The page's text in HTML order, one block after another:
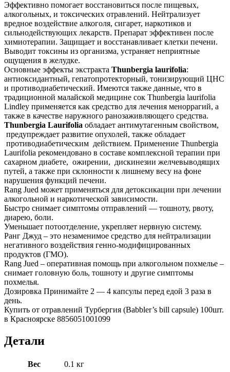
Эффективно помогает восстановиться после пищевых,
алкогольных, и токсических отравлений. Нейтрализует
вредное воздействие алкоголя, сигарет, наркотиков и
сильнодействующих лекарств. Препарат эффективен после
химиотерапии. Защищает и восстанавливает клетки печени.
Выводит токсины из организма, устраняет неприятные
ощущения в желудке.
Основные эффекты экстракта Thunbergia laurifolia:
антиоксидантный, гепатопротекторный, тонизирующий ЦНС
и противодиабетический. Имеются также данные, что в
традиционной малайской медицине сок Thunbergia laurifolia
Lindley применяется как средство для лечения меноррагий, а
также в качестве наружного ранозаживляющего средства.
Thunbergia Laurifolia обладает антимутагенным свойством,
предупреждает развитие опухолей, также обладает
противодиабетическим действием. Применение Thunbergia
Laurifolia рекомендовано в составе комплексной терапии при
сахарном диабете, ожирении, дискинезии желчевыводящих
путей, а также при склонности к лишнему весу на фоне
нарушения функций печени.
Rang Jued может применяться для детоксикации при лечении
алкогольной и наркотической зависимости.
Быстро снимает симптомы отправлений — тошноту, рвоту,
диарею, боли.
Уменьшает потоотделение, укрепляет нервную систему.
Ранг Джуд – это незаменимое средство для нейтрализации
негативного воздействия генно-модифицированных
продуктов (ГМО).
Rang Jued – оперативная помощь при алкогольном похмелье –
снимает головную боль, тошноту и другие симптомы
похмелья.
Дозировка Принимайте 2 — 4 капсулы перед едой 3 раза в
день.
Купить от отравлений Турбергия (Babbler’s bill capsule) 100шт.
в Красноярске 8856051001099
Детали
Вес 0.1 кг